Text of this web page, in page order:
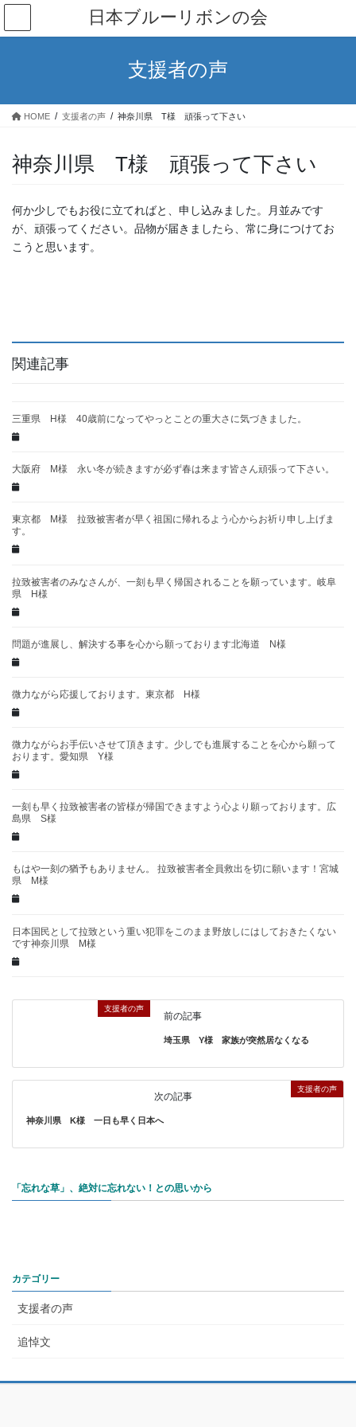
コ
テ
ス
ナ
ゲ
ン
日本ブルーリボンの会
支援者の声
HOME 支援者の声 神奈川県 T様 頑張って下さい
神奈川県 T様 頑張って下さい
何か少しでもお役に立てればと、申し込みました。月並みです
が、頑張ってください。品物が届きましたら、常に身につけてお
こうと思います。
関連記事
三重県 H様 40歳前になってやっとことの重大さに気づきました。
大阪府 M様 永い冬が続きますが必ず春は来ます皆さん頑張って下さい。
東京都 M様 拉致被害者が早く祖国に帰れるよう心からお祈り申し上げま
す。
拉致被害者のみなさんが、一刻も早く帰国されることを願っています。岐阜
県 H様
問題が進展し、解決する事を心から願っております北海道 N様
微力ながら応援しております。東京都 H様
微力ながらお手伝いさせて頂きます。少しでも進展することを心から願って
おります。愛知県 Y様
一刻も早く拉致被害者の皆様が帰国できますよう心より願っております。広
島県 S様
もはや一刻の猶予もありません。 拉致被害者全員救出を切に願います！宮城
県 M様
日本国民として拉致という重い犯罪をこのまま野放しにはしておきたくない
です神奈川県 M様
支援者の声
前の記事
埼玉県 Y様 家族が突然居なくなる
支援者の声
次の記事
神奈川県 K様 一日も早く日本へ
「忘れな草」、絶対に忘れない！との思いから
カテゴリー
支援者の声
追悼文